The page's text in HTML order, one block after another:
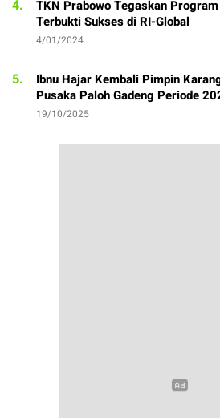
4.
TKN Prabowo Tegaskan
Terbukti Sukses di RI-Global
4/01/2024
5.
Ibnu Hajar Kembali Pimpin
Pusaka Paloh Gadeng Periode
19/10/2025